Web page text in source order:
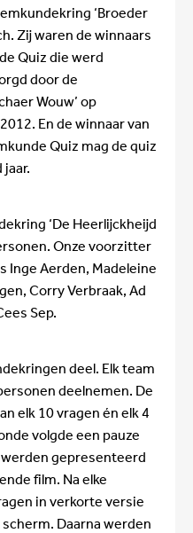
‘Broeder
Zij waren de winnaars
Quiz die werd
door de
Wouw’ op
En de winnaar van
Quiz mag de quiz
‘De Heerlijckheijd
Onze voorzitter
Inge Aerden, Madeleine
Corry Verbraak, Ad
Sep.
deel. Elk team
deelnemen. De
elk 10 vragen én elk 4
volgde een pauze
gepresenteerd
film. Na elke
in verkorte versie
Daarna werden